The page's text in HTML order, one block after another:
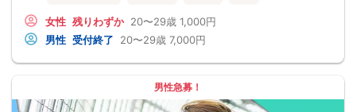
女性 残りわずか 20〜29歳 1,000円
男性 受付終了 20〜29歳 7,000円
男性急募！